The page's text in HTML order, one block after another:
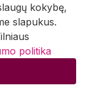
kokybę,
slapukus.
politika